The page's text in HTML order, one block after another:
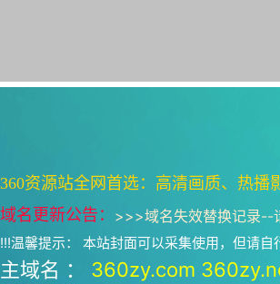
360资源站全网首选：高清画质、热播
域名更新公告： >>>域名失效替换记录--
!!!温馨提示： 本站封面可以采集使用，但请自
主域名 ： 360zy.com